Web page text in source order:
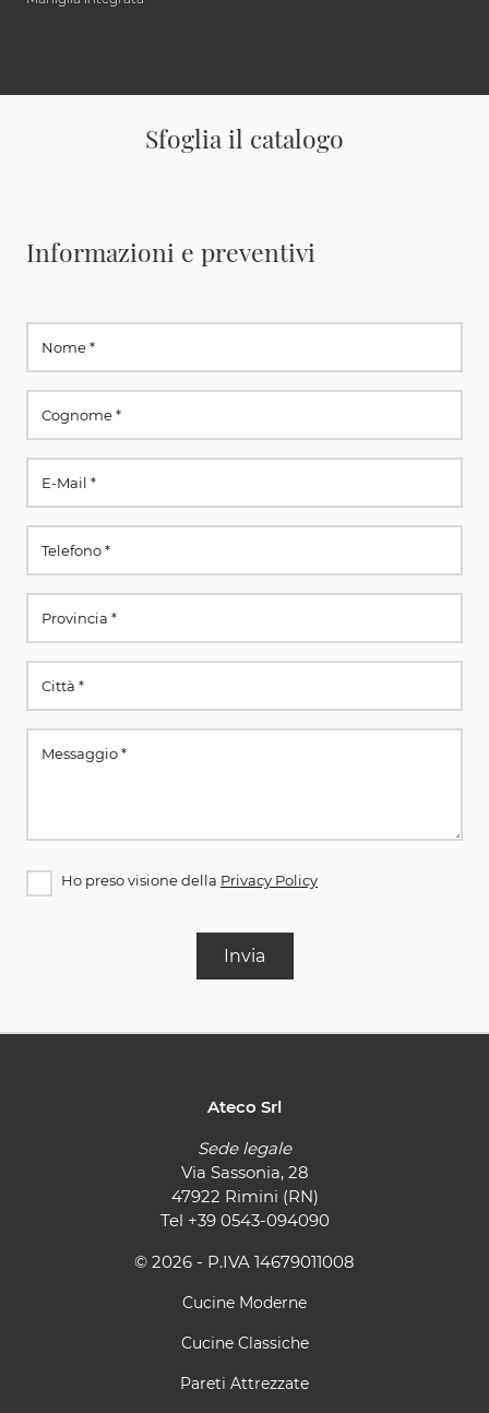
Sfoglia il catalogo
Informazioni e preventivi
Ho preso visione della Privacy Policy
Invia
Ateco Srl
Sede legale
Via Sassonia, 28
47922 Rimini (RN)
Tel +39 0543-094090
© 2026 - P.IVA 14679011008
Cucine Moderne
Cucine Classiche
Pareti Attrezzate